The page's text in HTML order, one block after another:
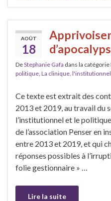
AOÛT
18
DeStephanie Gafa dans la catégorie
politique La clinique,
Ce texte est extrait des
2013 et 2019, au travail du
l’institutionnel et le
de l’association Penser en
entre 2013 et 2019, et qui
réponses possibles à
folie gestionnaire » …
Lire la suite